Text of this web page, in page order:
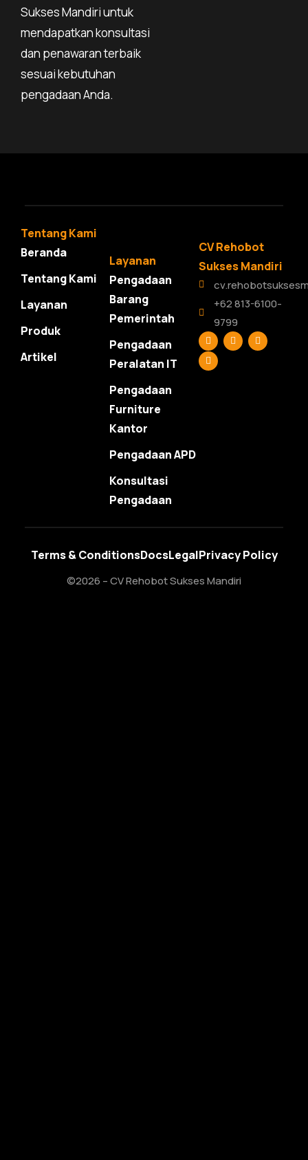
Sukses Mandiri untuk
mendapatkan konsultasi
dan penawaran terbaik
sesuai kebutuhan
pengadaan Anda.
Tentang Kami
Beranda
Tentang Kami
Layanan
Produk
Artikel
Layanan
Pengadaan
Barang
Pemerintah
Pengadaan
Peralatan IT
Pengadaan
Furniture
Kantor
Pengadaan APD
Konsultasi
Pengadaan
CV Rehobot
Sukses Mandiri
+62 813-6100-
9799
F
a
c
e
b
T
w
i
Y
o
u
L
i
n
k
e
Terms & ConditionsDocsLegalPrivacy Policy
©2026 – CV Rehobot Sukses Mandiri